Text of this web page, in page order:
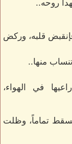
روحه..
قلبه، وركض
منها..
في الهواء،
تماماً، وظلت